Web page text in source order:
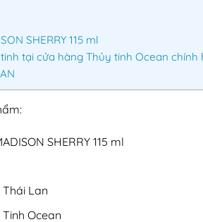
SHERRY 115 ml
tại cửa hàng Thủy tinh Ocean chính
SHERRY 115 ml
Lan
Ocean